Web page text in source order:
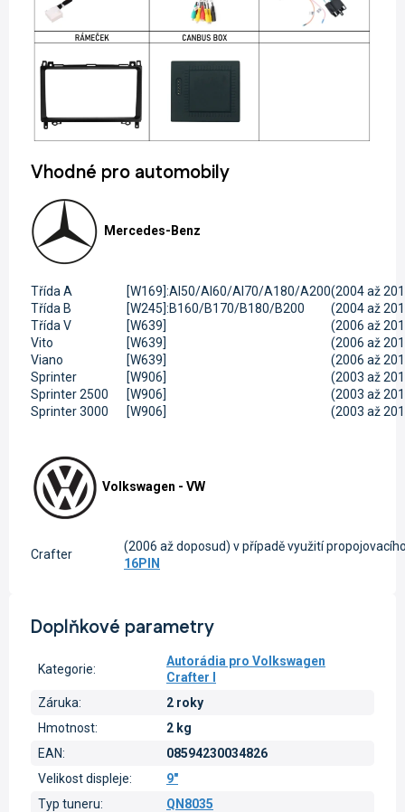
Vhodné pro automobily
Mercedes-Benz
Třída A [W169]:Al50/Al60/Al70/A180/A200(2004 až
Třída B
[W245]:B160/B170/B180/B200
(2004 až
Třída V
[W639]
(2006 až
Vito
[W639]
(2006 až
Viano
[W639]
(2006 až
Sprinter
[W906]
(2003 až
Sprinter 2500
[W906]
(2003 až
Sprinter 3000
[W906] (2003 až
Volkswagen - VW
Crafter
(2006 až doposud) v případě využití
16PIN
Doplňkové parametry
Kategorie:
Autorádia pro Volkswagen
Crafter I
Záruka:
2 roky
Hmotnost:
2 kg
EAN:
08594230034826
Velikost displeje:
9"
Typ tuneru:
QN8035